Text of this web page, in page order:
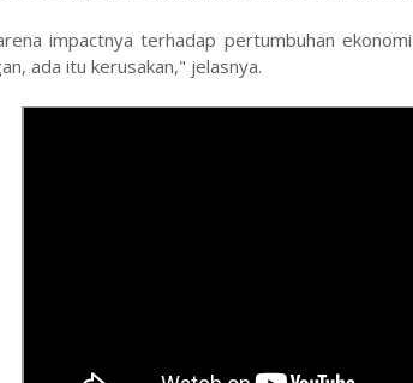
impactnya terhadap pertumbuhan
ada itu kerusakan," jelasnya.